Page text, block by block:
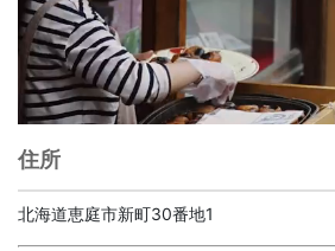
住所
北海道恵庭市新町30番地1